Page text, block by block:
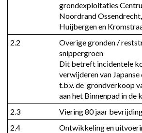
grondexploitaties
Noordrand
Huijbergen en
2.2
Overige gronden /
snippergroen
Dit betreft incidentele
verwijderen van
t.b.v. de  grondverkoop
aan het Binnenpad in de
2.3
Viering 80 jaar
2.4
Ontwikkeling en